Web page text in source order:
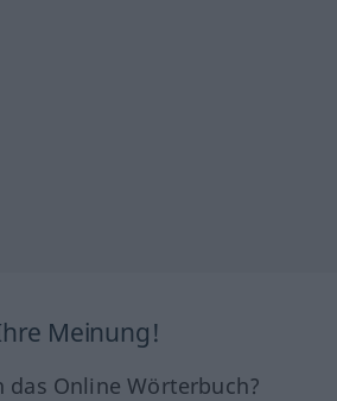
Meinung!
Online Wörterbuch?